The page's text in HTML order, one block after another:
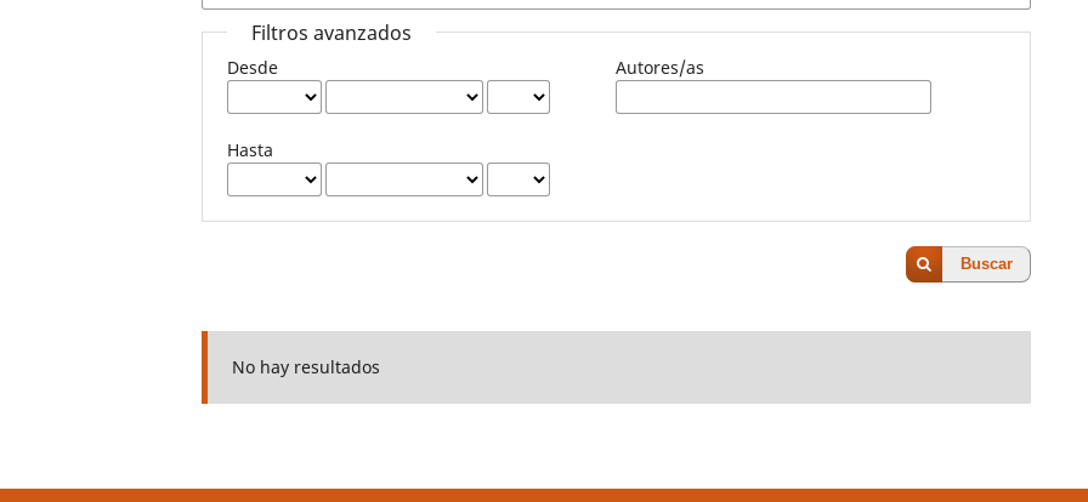
Filtros avanzados
Desde
Hasta
Autores/as
Buscar
No hay resultados